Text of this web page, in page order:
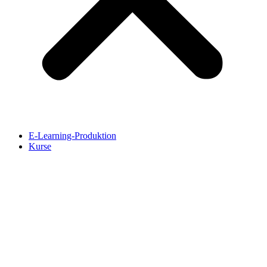
E-Learning-Produktion
Kurse